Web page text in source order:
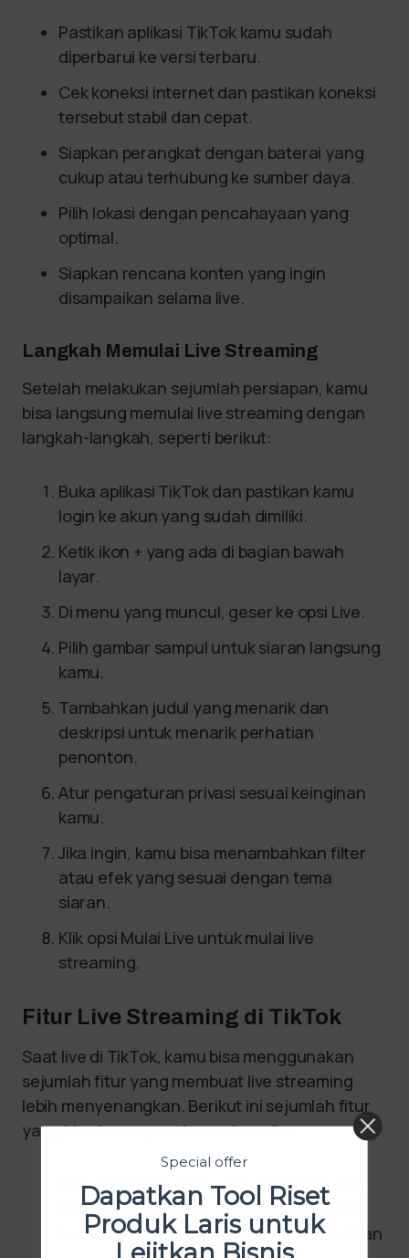
Pastikan aplikasi TikTok kamu sudah
diperbarui ke versi terbaru.
Cek koneksi internet dan pastikan koneksi
tersebut stabil dan cepat.
Siapkan perangkat dengan baterai yang
cukup atau terhubung ke sumber daya.
Pilih lokasi dengan pencahayaan yang
optimal.
Siapkan rencana konten yang ingin
disampaikan selama live.
Langkah Memulai Live Streaming
Setelah melakukan sejumlah persiapan, kamu
bisa langsung memulai live streaming dengan
langkah-langkah, seperti berikut:
Buka aplikasi TikTok dan pastikan kamu
login ke akun yang sudah dimiliki.
Ketik ikon + yang ada di bagian bawah
layar.
Di menu yang muncul, geser ke opsi Live.
Pilih gambar sampul untuk siaran langsung
kamu.
Tambahkan judul yang menarik dan
deskripsi untuk menarik perhatian
penonton.
Atur pengaturan privasi sesuai keinginan
kamu.
Jika ingin, kamu bisa menambahkan filter
atau efek yang sesuai dengan tema
siaran.
Klik opsi Mulai Live untuk mulai live
streaming.
Fitur Live Streaming di TikTok
Saat live di TikTok, kamu bisa menggunakan
sejumlah fitur yang membuat live streaming
lebih menyenangkan. Berikut ini sejumlah fitur
yang bisa kamu gunakan selama live.
Fitur komentar: kamu bisa membaca dan
merespon komentar dari penonton saat
live. Bahkan, kamu juga bisa menyematkan
Special offer
Dapatkan Tool Riset
Produk Laris untuk